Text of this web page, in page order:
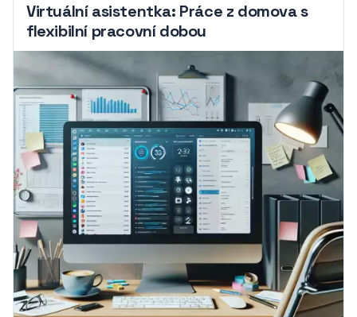
Virtuální asistentka: Práce z domova s
flexibilní pracovní dobou